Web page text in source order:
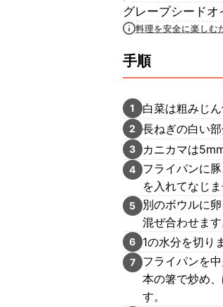
グレープシードオ
料理を安全に楽しむ
手順
1 白菜は粗みじ
2 長ねぎの白い
3 カニカマは
4
フライパンに
を入れてなじま
5
別のボウルに
混ぜ合わせま
6 1の水分を切り
7
フライパンを
本の箸で炒め
す。